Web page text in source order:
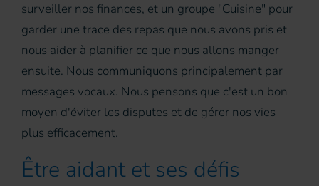
surveiller nos finances, et un groupe "Cuisine" pour
garder une trace des repas que nous avons pris et
nous aider à planifier ce que nous allons manger
ensuite. Nous communiquons principalement par
messages vocaux. Nous pensons que c'est un bon
moyen d'éviter les disputes et de gérer nos vies
plus efficacement.
Être aidant et ses défis